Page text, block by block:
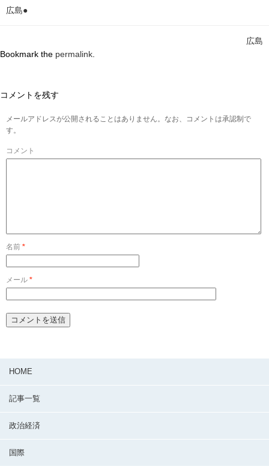
広島●
広島
Bookmark the permalink.
コメントを残す
メールアドレスが公開されることはありません。なお、コメントは承認制で
す。
コメント
名前 *
メール *
HOME
記事一覧
政治経済
国際